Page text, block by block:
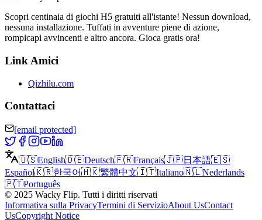
Scopri centinaia di giochi H5 gratuiti all'istante! Nessun download,
nessuna installazione. Tuffati in avventure piene di azione,
rompicapi avvincenti e altro ancora. Gioca gratis ora!
Link Amici
Qizhilu.com
Contattaci
[email protected]
🇺🇸English🇩🇪Deutsch🇫🇷Français🇯🇵日本語🇪🇸
Español🇰🇷한국어🇭🇰繁體中文🇮🇹Italiano🇳🇱Nederlands
🇵🇹Português
© 2025 Wacky Flip. Tutti i diritti riservati
Informativa sulla PrivacyTermini di ServizioAbout UsContact
UsCopyright Notice